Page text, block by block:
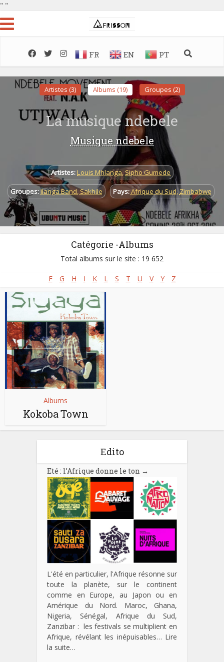
" "
FR EN PT
Artistes (3) Albums (19) Groupes (2)
La musique ndebele
Musique ndebele
Artistes: Louis Mhlanga,Sipho Gumede
Groupes:Ilanga Band,Sakhile Pays:Afrique du Sud,Zimbabwe
Catégorie -Albums
Total albums sur le site : 19 652
F G H I K L S T U V Y Z
Albums
Kokoba Town
Edito
Eté : l’Afrique donne le ton →
L'été en particulier, l'Afrique résonne sur
toute la planète, sur le continent
comme en Europe, au Japon ou en
Amérique du Nord. Maroc, Ghana,
Nigeria, Sénégal, Afrique du Sud,
Zanzibar : les festivals se multiplient en
Afrique, révélant les inépuisables… Lire
la suite…